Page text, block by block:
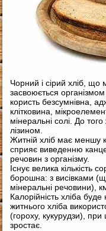
Чорний і сірий хліб,
засвоюється організмом
користь безсумнівна,
клітковина,
мінеральні солі. До
лізином.
Житній хліб має меншу
сприяє виведенню
речовин з організму.
Існує велика кількість
борошна: з висівками (що
мінеральні речовини),
Калорійність хліба
житнього хліба
(гороху, кукурудзи),
зростає.